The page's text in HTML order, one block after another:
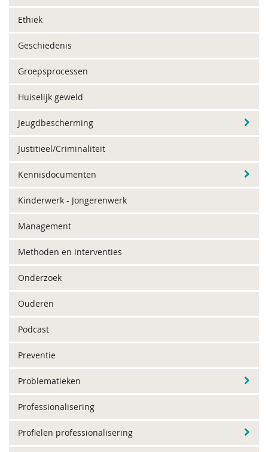
Ethiek
Geschiedenis
Groepsprocessen
Huiselijk geweld
Jeugdbescherming
Justitieel/Criminaliteit
Kennisdocumenten
Kinderwerk - Jongerenwerk
Management
Methoden en interventies
Onderzoek
Ouderen
Podcast
Preventie
Problematieken
Professionalisering
Profielen professionalisering